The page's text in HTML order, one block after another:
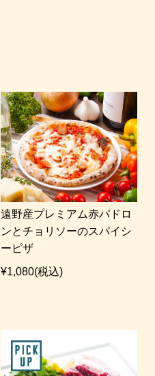
遠野産プレミアム赤パドロ
ンとチョリソーのスパイシ
ーピザ
¥1,080(税込)